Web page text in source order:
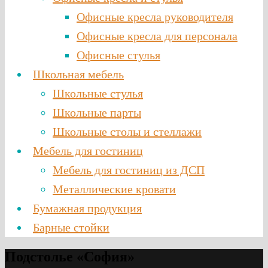
Офисные кресла руководителя
Офисные кресла для персонала
Офисные стулья
Школьная мебель
Школьные стулья
Школьные парты
Школьные столы и стеллажи
Мебель для гостиниц
Мебель для гостиниц из ДСП
Металлические кровати
Бумажная продукция
Барные стойки